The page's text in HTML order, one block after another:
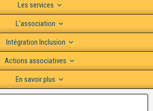
Les services
L’association
Intégration Inclusion
Actions associatives
En savoir plus